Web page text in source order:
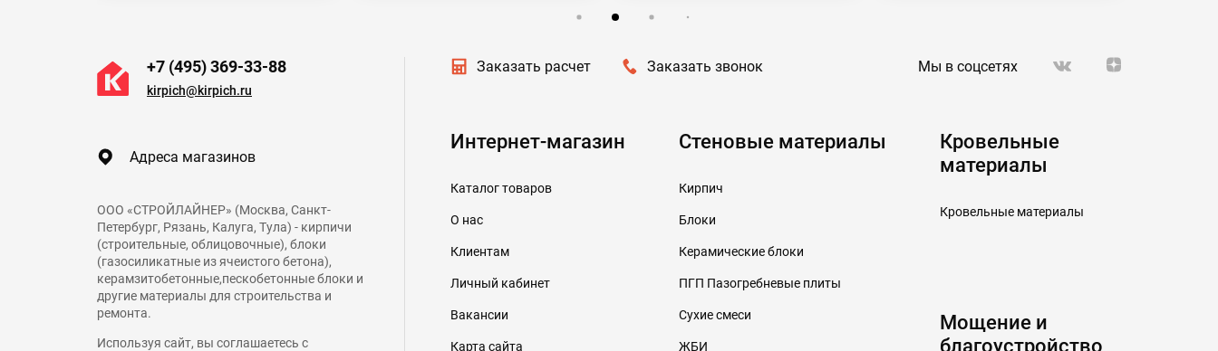
+7 (495) 369-33-88
kirpich@kirpich.ru
Адреса магазинов
ООО «СТРОЙЛАЙНЕР» (Москва, Санкт-
Петербург, Рязань, Калуга, Тула) - кирпичи
(строительные, облицовочные), блоки
(газосиликатные из ячеистого бетона),
керамзитобетонные,пескобетонные блоки и
другие материалы для строительства и
ремонта.
Используя сайт, вы соглашаетесь с
Заказать расчет Заказать звонок Мы в соцсетях
Интернет-магазин
Каталог товаров
О нас
Клиентам
Личный кабинет
Вакансии
Карта сайта
Стеновые материалы
Кирпич
Блоки
Керамические блоки
ПГП Пазогребневые плиты
Сухие смеси
ЖБИ
Кровельные
материалы
Кровельные материалы
Мощение и
благоустройство